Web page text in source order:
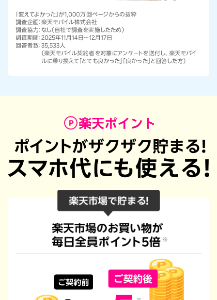
「変えてよかった」が1,000万回ページからの抜粋
調査企画：楽天モバイル株式会社
調査協力： なし（自社で調査を実施したため）
調査期間：2025年11月14日～12月17日
回答者数：35,533人
（楽天モバイル契約者を対象にアンケートを送付し、楽天モバイ
ルに乗り換えて「とても良かった」「良かった」と回答した方）